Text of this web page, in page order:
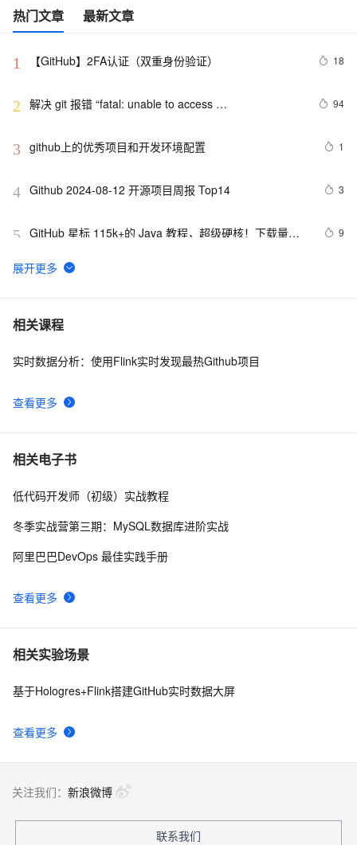
热门文章 最新文章
1 【GitHub】2FA认证（双重身份验证） 18
2 解决 git 报错 “fatal: unable to access
was rese
94
3 github上的优秀项目和开发环境配置 1
4 Github 2024-08-12 开源项目周报 Top14 3
5 GitHub 星标 115k+的 Java 教程，超级硬核！下载量突
9
6 微软 GitHub 收购一个付费代码工具，然后免费开放了
7 重磅推荐，Github上一批优秀的「低代码」项目 ，点赞
8 MaskGCT：登上GitHub趋势榜榜首的TTS开源大模型
9 🔥基于GitHub的Electron自动发布与更新🔥
10
相关课程
查看更多
实时数据分析：使用Flink实时发现最热Github项目
相关电子书
查看更多
低代码开发师（初级）实战教程
冬季实战营第三期：MySQL数据库进阶实战
阿里巴巴DevOps 最佳实践手册
相关实验场景
查看更多
基于Hologres+Flink搭建GitHub实时数据大屏
关注我们： 新浪微博
联系我们